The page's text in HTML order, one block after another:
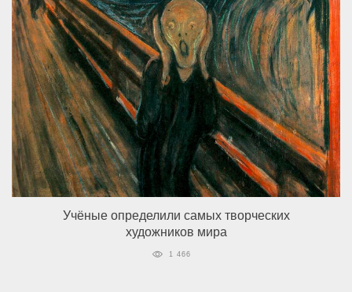
Учёные определили самых творческих
художников мира
1 466